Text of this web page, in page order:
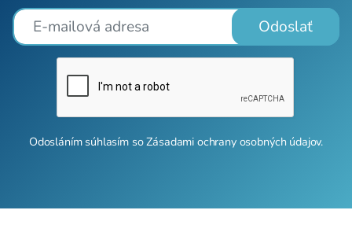
Odoslať
Odosláním súhlasím soZásadami ochrany osobných údajov.